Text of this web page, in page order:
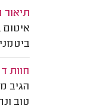
תיאור
חוות
הגיב
טוב